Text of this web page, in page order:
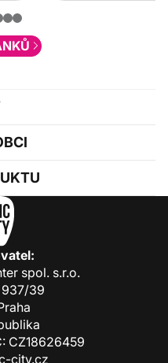
spol. s.r.o.
937/39
CZ18626459
city.cz